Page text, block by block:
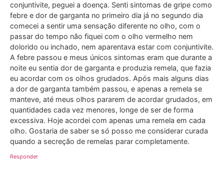
conjuntivite, peguei a doença. Senti sintomas de gripe como
febre e dor de garganta no primeiro dia já no segundo dia
comecei a sentir uma sensação diferente no olho, com o
passar do tempo não fiquei com o olho vermelho nem
dolorido ou inchado, nem aparentava estar com conjuntivite.
A febre passou e meus únicos sintomas eram que durante a
noite eu sentia dor de garganta e produzia remela, que fazia
eu acordar com os olhos grudados. Após mais alguns dias
a dor de garganta também passou, e apenas a remela se
manteve, até meus olhos pararem de acordar grudados, em
quantidades cada vez menores, longe de ser de forma
excessiva. Hoje acordei com apenas uma remela em cada
olho. Gostaria de saber se só posso me considerar curada
quando a secreção de remelas parar completamente.
Responder